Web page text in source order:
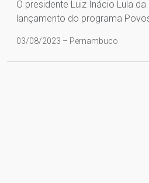
O presidente Luiz Inácio Lula
lançamento do programa
03/08/2023 – Pernambuco